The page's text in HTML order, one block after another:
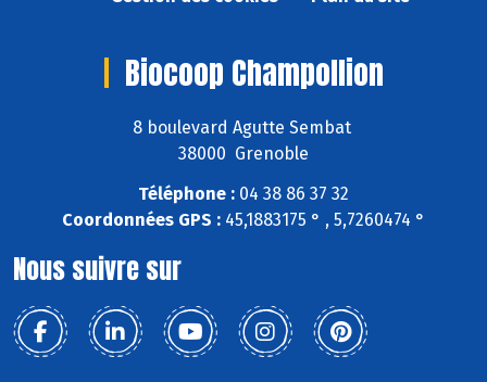
Biocoop Champollion
8 boulevard Agutte Sembat
38000 Grenoble
Téléphone : 04 38 86 37 32
Coordonnées GPS : 45,1883175 ° , 5,7260474 °
Nous suivre sur